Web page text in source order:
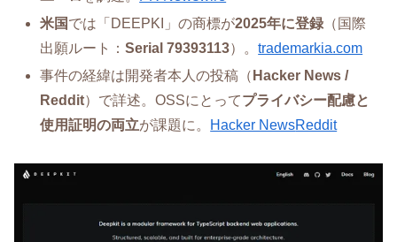
米国では「DEEPKI」の商標が2025年に登録 （国際
出願ルート：Serial 79393113）。trademarkia.com
事件の経緯は開発者本人の投稿（ Hacker News /
Reddit）で詳述。OSSにとってプライバシー配慮と
使用証明の両立が課題に。 Hacker NewsReddit